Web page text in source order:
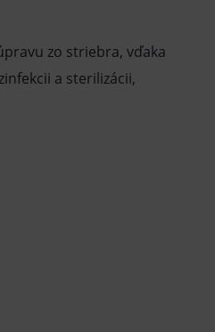
zo striebra, vďaka
a sterilizácii,